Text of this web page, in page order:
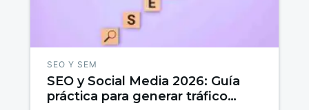
SEO Y SEM
SEO y Social Media 2026: Guía
práctica para generar tráfico